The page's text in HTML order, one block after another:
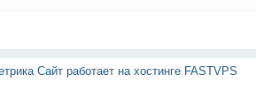
Сайт работает на хостинге FASTVPS